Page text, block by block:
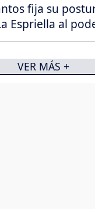
fija su
Espriella al
VER MÁS +